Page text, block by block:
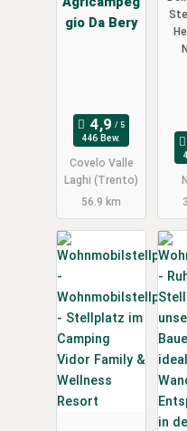
gio Da Bery
446 Bew.
Covelo Valle
Laghi (Trento)
56.9 km